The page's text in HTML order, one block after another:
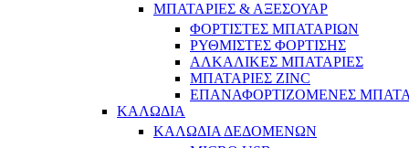
ΜΠΑΤΑΡΙΕΣ & ΑΞΕΣΟΥΑΡ
ΦΟΡΤΙΣΤΕΣ ΜΠΑΤΑΡΙΩΝ
ΡΥΘΜΙΣΤΕΣ ΦΟΡΤΙΣΗΣ
ΑΛΚΑΛΙΚΕΣ ΜΠΑΤΑΡΙΕΣ
ΜΠΑΤΑΡΙΕΣ ZINC
ΕΠΑΝΑΦΟΡΤΙΖΟΜΕΝΕΣ
ΚΑΛΩΔΙΑ
ΚΑΛΩΔΙΑ ΔΕΔΟΜΕΝΩΝ